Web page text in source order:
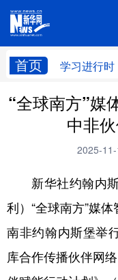
首页 学习进行时
学习进行时
科技
文化 书
法律 中
“全球南方”媒
中非
2025-
新华社约翰内斯
利）“全球南方”媒
南非约翰内斯堡举
库合作传播伙伴网